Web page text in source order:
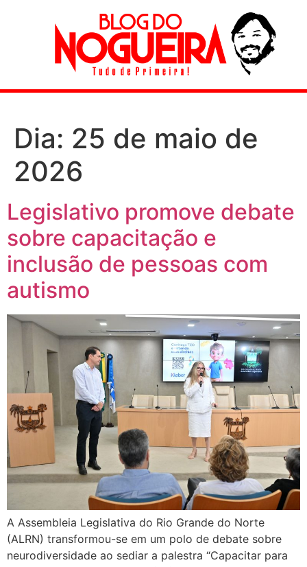
Dia: 25 de maio de
2026
Legislativo promove debate
sobre capacitação e
inclusão de pessoas com
autismo
A Assembleia Legislativa do Rio Grande do Norte
(ALRN) transformou-se em um polo de debate sobre
neurodiversidade ao sediar a palestra “Capacitar para